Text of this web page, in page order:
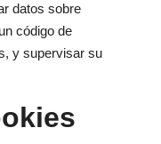
datos sobre
código de
y supervisar su